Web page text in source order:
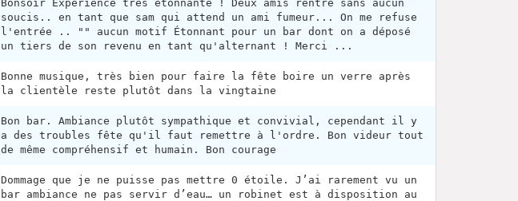
Bonsoir Expérience très étonnante ! Deux amis rentre sans aucun
soucis.. en tant que sam qui attend un ami fumeur... On me refuse
l'entrée .. "" aucun motif Étonnant pour un bar dont on a déposé
un tiers de son revenu en tant qu'alternant ! Merci ...
Bonne musique, très bien pour faire la fête boire un verre après
la clientèle reste plutôt dans la vingtaine
Bon bar. Ambiance plutôt sympathique et convivial, cependant il y
a des troubles fête qu'il faut remettre à l'ordre. Bon videur tout
de même compréhensif et humain. Bon courage
Dommage que je ne puisse pas mettre 0 étoile. J’ai rarement vu un
bar ambiance ne pas servir d’eau… un robinet est à disposition au